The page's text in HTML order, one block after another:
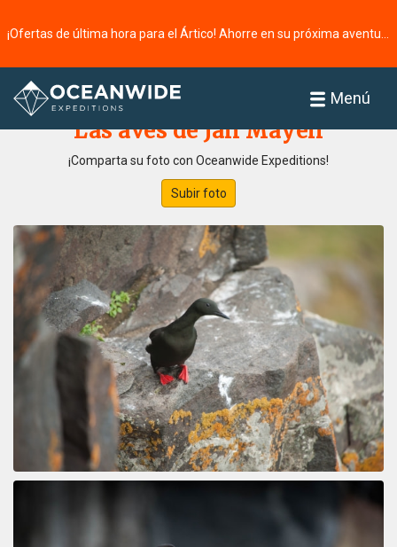
Menú
Página principal
Las aves de Jan Mayen
¡Comparta su foto con Oceanwide Expeditions!
Subir foto